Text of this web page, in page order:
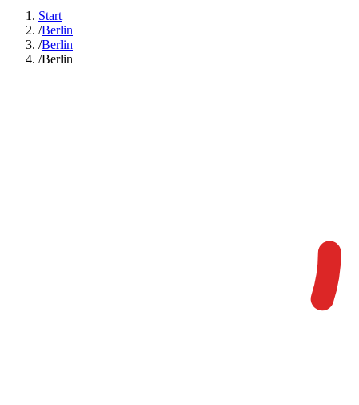
Start
/Berlin
/Berlin
/Berlin